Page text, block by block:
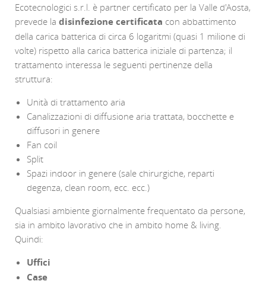
Ecotecnologici s.r.l. è partner certificato per la Valle d'Aosta,
prevede la disinfezione certificata con abbattimento
della carica batterica di circa 6 logaritmi (quasi 1 milione di
volte) rispetto alla carica batterica iniziale di partenza; il
trattamento interessa le seguenti pertinenze della
struttura:
Unità di trattamento aria
Canalizzazioni di diffusione aria trattata, bocchette e
diffusori in genere
Fan coil
Split
Spazi indoor in genere (sale chirurgiche, reparti
degenza, clean room, ecc. ecc.)
Qualsiasi ambiente giornalmente frequentato da persone,
sia in ambito lavorativo che in ambito home & living.
Quindi:
Uffici
Case